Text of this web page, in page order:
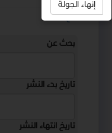
استمع
بحث عن
تاريخ بدء النشر
تاريخ انتهاء النشر
إنهاء الجولة